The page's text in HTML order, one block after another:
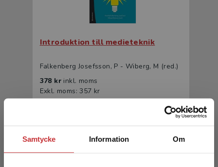
Samtycke Information Om
Introduktion till medieteknik
Falkenberg Josefsson, P - Wiberg, M (red.)
378 kr inkl. moms
Exkl. moms: 357 kr